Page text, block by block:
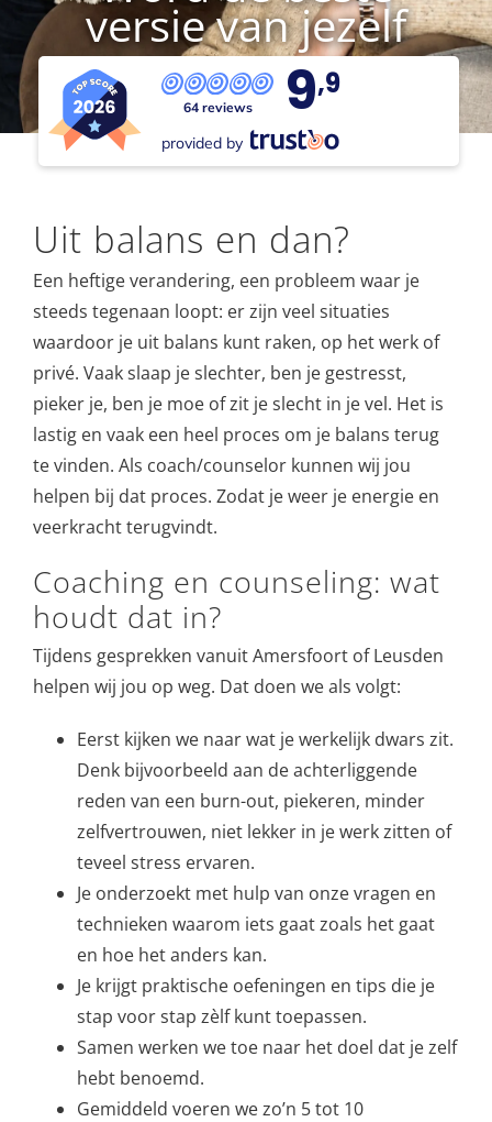
versie van jezelf
64 reviews 9,9
provided by
Uit balans en dan?
Een heftige verandering, een probleem waar je
steeds tegenaan loopt: er zijn veel situaties
waardoor je uit balans kunt raken, op het werk of
privé. Vaak slaap je slechter, ben je gestresst,
pieker je, ben je moe of zit je slecht in je vel. Het is
lastig en vaak een heel proces om je balans terug
te vinden. Als coach/counselor kunnen wij jou
helpen bij dat proces. Zodat je weer je energie en
veerkracht terugvindt.
Coaching en counseling: wat
houdt dat in?
Tijdens gesprekken vanuit Amersfoort of Leusden
helpen wij jou op weg. Dat doen we als volgt:
Eerst kijken we naar wat je werkelijk dwars zit.
Denk bijvoorbeeld aan de achterliggende
reden van een burn-out, piekeren, minder
zelfvertrouwen, niet lekker in je werk zitten of
teveel stress ervaren.
Je onderzoekt met hulp van onze vragen en
technieken waarom iets gaat zoals het gaat
en hoe het anders kan.
Je krijgt praktische oefeningen en tips die je
stap voor stap zèlf kunt toepassen.
Samen werken we toe naar het doel dat je zelf
hebt benoemd.
Gemiddeld voeren we zo’n 5 tot 10